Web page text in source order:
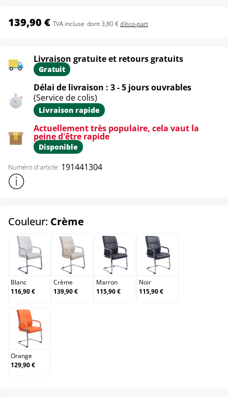
139,90 € TVA incluse dont 3,80 €d'éco-part
Livraison gratuite et retours gratuits
Gratuit
Délai de livraison : 3 - 5 jours ouvrables
(Service de colis)
Livraison rapide
Actuellement très populaire, cela vaut la
peine d'être rapide
Disponible
Numéro d'article: 191441304
Afficher plus d'informations sur le produit
Couleur: Crème
Blanc
Blanc
116,90 €
Crème
Crème
139,90 €
Marron
Marron
115,90 €
Noir
Noir
115,90 €
Orange
Orange
129,90 €